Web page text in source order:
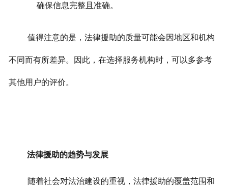
确保信息完整且准确。
值得注意的是，法律援助的质量可能会因地区和机构
不同而有所差异。因此，在选择服务机构时，可以多参考
其他用户的评价。
法律援助的趋势与发展
随着社会对法治建设的重视，法律援助的覆盖范围和